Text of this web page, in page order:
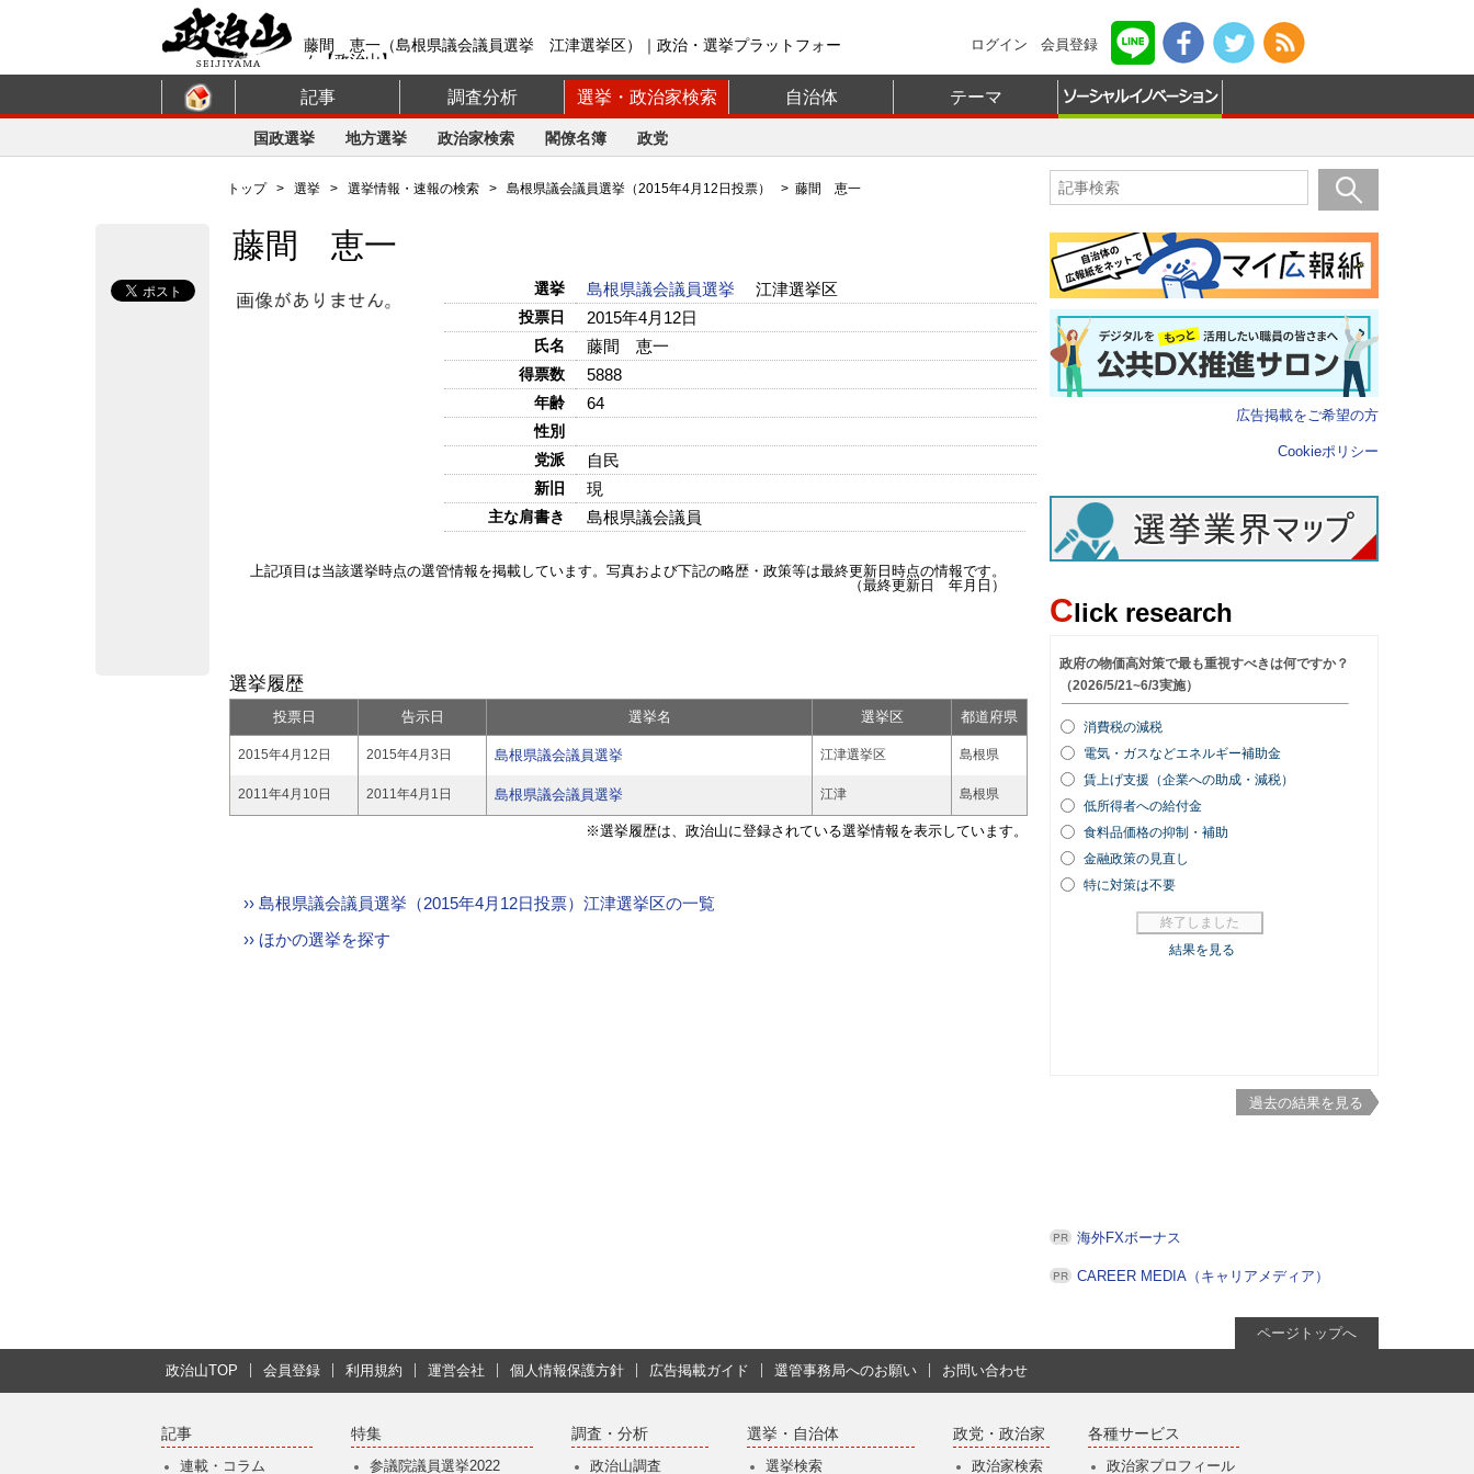
藤間 恵一（島根県議会議員選挙 江津選挙区）｜政治・選挙プラットフォー
ム【政治山】
ログイン 会員登録
記事 調査分析 選挙・政治家検索 自治体 テーマ
国政選挙 地方選挙 政治家検索 閣僚名簿 政党
トップ> 選挙 > 選挙情報・速報の検索 > 島根県議会議員選挙（2015年4月12日投票） > 藤間 恵一
藤間 恵一
選挙 島根県議会議員選挙 江津選挙区
投票日 2015年4月12日
氏名 藤間 恵一
得票数 5888
年齢 64
性別
党派
自民
新旧 現
主な肩書き 島根県議会議員
上記項目は当該選挙時点の選管情報を掲載しています。写真および下記の略歴・政策等は最終更新日時点の情報です。
（最終更新日 年月日）
選挙履歴
投票日 告示日 選挙名 選挙区 都道府県
2015年4月12日 2015年4月3日 島根県議会議員選挙 江津選挙区 島根県
2011年4月10日 2011年4月1日 島根県議会議員選挙 江津 島根県
※選挙履歴は、政治山に登録されている選挙情報を表示しています。
›› 島根県議会議員選挙（2015年4月12日投票）江津選挙区の一覧
›› ほかの選挙を探す
広告掲載をご希望の方
Cookieポリシー
Click research
過去の結果を見る
海外FXボーナス
CAREER MEDIA（キャリアメディア）
ページトップへ
政治山TOP 会員登録 利用規約 運営会社 個人情報保護方針 広告掲載ガイド 選管事務局へのお願い お問い合わせ
記事
連載・コラム
特集
参議院議員選挙2022
調査・分析
政治山調査
選挙・自治体
選挙検索
政党・政治家
政治家検索
各種サービス
政治家プロフィール